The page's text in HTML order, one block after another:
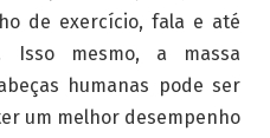
de exercício, fala e até
Isso mesmo, a massa
humanas pode ser
um melhor desempenho